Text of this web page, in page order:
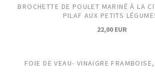
BROCHETTE DE POULET MARINÉ À LA
PILAF AUX PETITS
22,00 EUR
FOIE DE VEAU- VINAIGRE